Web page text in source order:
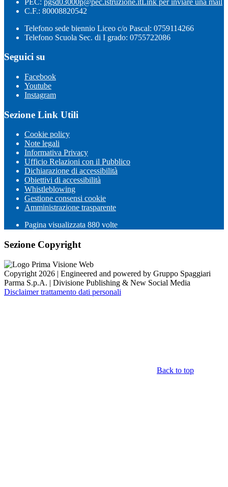
C.F.: 80008820542
Telefono sede biennio Liceo c/o Pascal: 0759114266
Telefono Scuola Sec. di I grado: 0755722086
Seguici su
Facebook
Youtube
Instagram
Sezione Link Utili
Cookie policy
Note legali
Informativa Privacy
Ufficio Relazioni con il Pubblico
Dichiarazione di accessibilità
Obiettivi di accessibilità
Whistleblowing
Gestione consensi cookie
Amministrazione trasparente
Pagina visualizzata 880 volte
Sezione Copyright
Copyright 2026 | Engineered and powered by Gruppo Spaggiari
Parma S.p.A. | Divisione Publishing & New Social Media
Disclaimer trattamento dati personali
Back to top